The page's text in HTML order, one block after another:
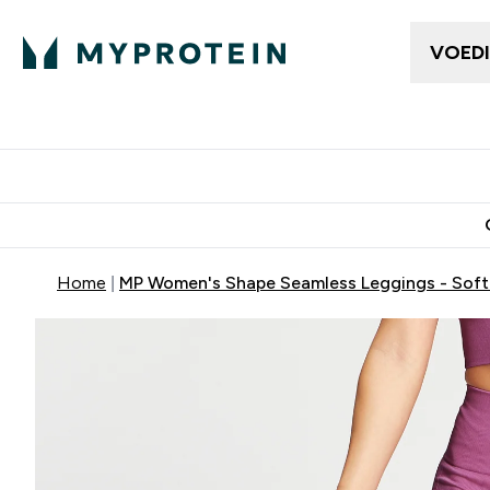
Home MP Women's Shape Seamless Leggings -